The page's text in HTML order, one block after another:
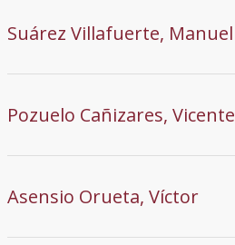
Suárez Villafuerte, Manuel
Pozuelo Cañizares, Vicente
Asensio Orueta, Víctor